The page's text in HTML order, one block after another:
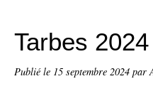
Tarbes
Publié le 15 septembre 2024 par